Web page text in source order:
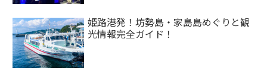
姫路港発！坊勢島・家島島めぐりと観
光情報完全ガイド！